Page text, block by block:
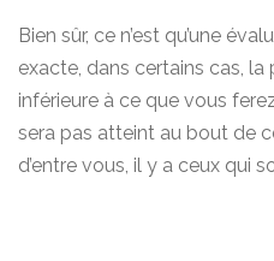
Bien sûr, ce n’est qu’une
exacte, dans certains cas, la
inférieure à ce que vous
sera pas atteint au bout de
d’entre vous, il y a ceux qui